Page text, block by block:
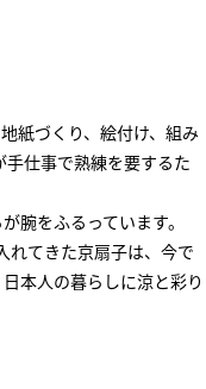
紙づくり、絵付け、組み
仕事で熟練を要するた
腕をふるっています。
れてきた京扇子は、今で
本人の暮らしに涼と彩り